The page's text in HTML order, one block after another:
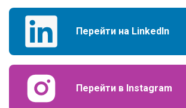
Перейти на LinkedIn
Перейти в Instagram